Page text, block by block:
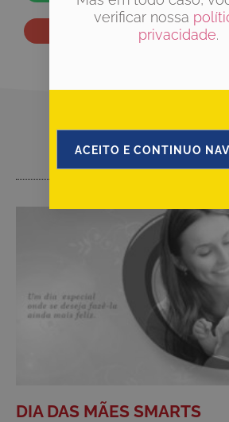
VEJA
DIA DAS MÃES SMARTS
verificar nossa
privacidade.
ACEITO E CONTINUO